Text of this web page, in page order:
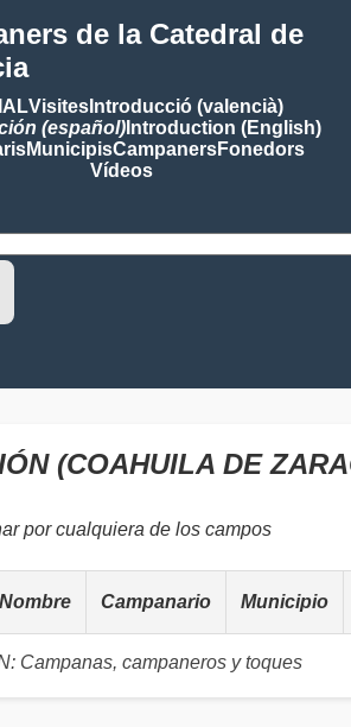
de la Catedral de
VisitesIntroducció (valencià)
(español)Introduction (English)
MunicipisCampanersFonedors
Vídeos
(COAHUILA DE
por cualquiera de los campos
Nombre Campanario Municipio
Campanas, campaneros y toques